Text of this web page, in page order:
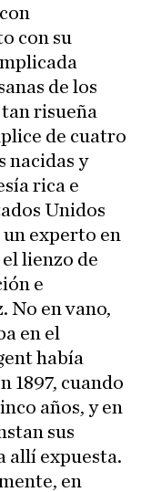
con su
de los
risueña
de cuatro
nacidas y
rica e
Unidos
experto en
lienzo de
e
No en vano,
en el
había
1897, cuando
años, y en
sus
allí expuesta.
en